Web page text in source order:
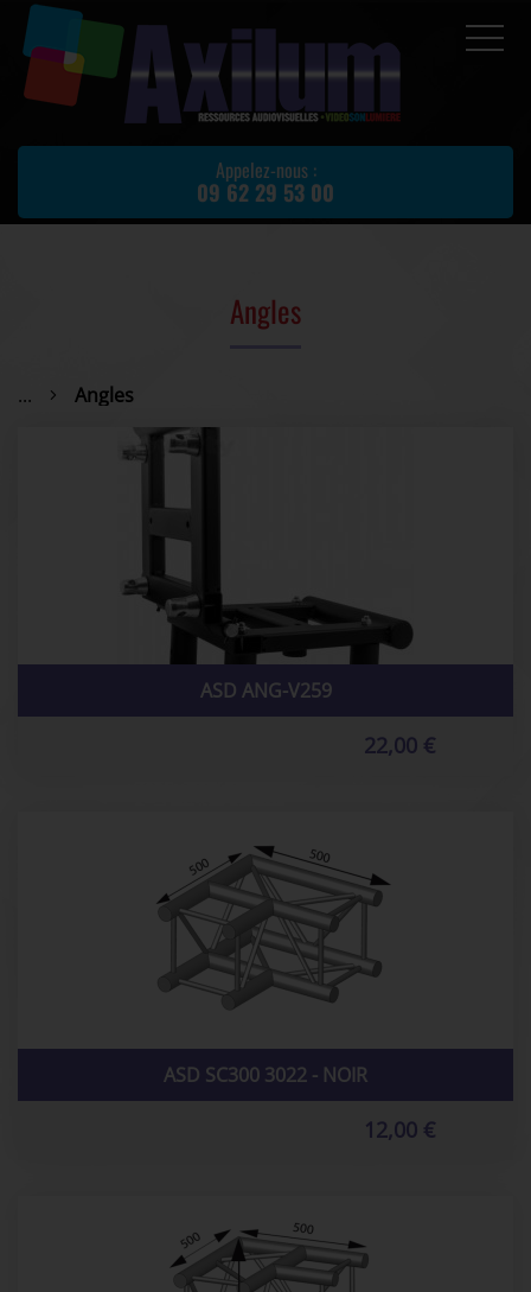
Appelez-nous :
09 62 29 53 00
Accueil
Prestations
Location de matériel
Avis client
Contact
Angles
... Angles
ASD ANG-V259
22,00 €
ASD SC300 3022 - NOIR
12,00 €